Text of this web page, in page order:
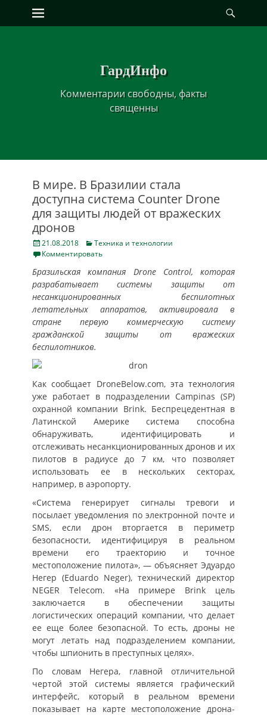
Skip
Primary Menu
ГардИнфо
Комментарии свободны, факты
священны
В мире. В Бразилии стала
доступна система Counter Drone
для защиты людей от вражеских
дронов
Posted
on
21.08.2018 Categories
Техника и технологии
Комментировать
Бразильская компания Drone Control, которая
разрабатывает системы защиты от
несанкционированных беспилотных
летательных аппаратов, активировала в
стране первую коммерческую систему
гражданской защиты от вражеских
беспилотников.
Как сообщает DroneBelow.com, эта технология
уже работает в подразделении Campinas (SP)
охранной компании Brink. Беспрецедентная в
Латинской Америке система способна
обнаруживать, идентифицировать и
отслеживать несанкционированных дронов и их
пилотов в радиусе до 7 км, что позволяет
использовать ее в нескольких секторах,
например, в аэропорту.
«Система генерирует сигналы тревоги и
посылает уведомления по электронной почте и
SMS, если дрон вторгается в периметр
безопасности, идентифицируя в реальном
времени его траекторию и точное
местоположение пилота», — объясняет Эдуардо
Негер (Eduardo Neger), технический директор
NEGER Telecom. «На примере Brink цель
заключается в обеспечении защиты
логистических операций компании, что делает
ее еще более безопасной. То есть, дроны не
могут летать над подразделением компании,
чтобы шпионить в преступных целях».
По словам Негера, главной отличительной
чертой этой системы является графический
интерфейс, который в реальном времени
показывает на карте местоположение дрона-